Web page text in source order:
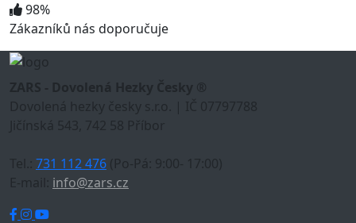
98%
Zákazníků nás doporučuje
ZARS - Dovolená Hezky Česky ®
Dovolená hezky česky s.r.o. | IČ 07797788
Jičínská 543, 742 58 Příbor
Tel.: 731 112 476 (Po-Pá: 9:00- 17:00)
E-mail: info@zars.cz